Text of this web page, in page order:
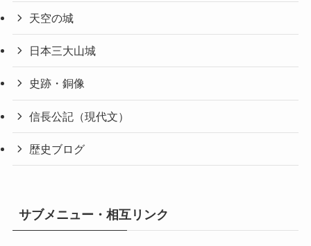
天空の城
日本三大山城
史跡・銅像
信長公記（現代文）
歴史ブログ
サブメニュー・相互リンク